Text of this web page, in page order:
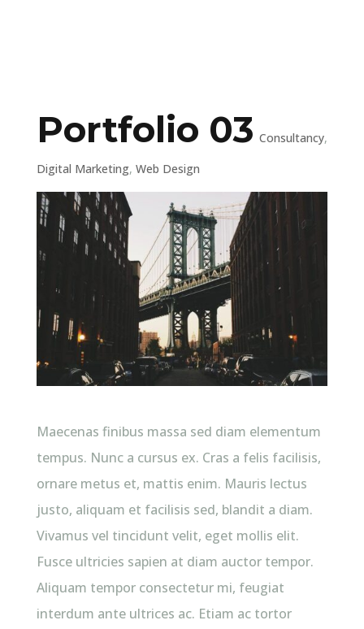
Portfolio 03 Consultancy,
Digital Marketing, Web Design
Maecenas finibus massa sed diam elementum
tempus. Nunc a cursus ex. Cras a felis facilisis,
ornare metus et, mattis enim. Mauris lectus
justo, aliquam et facilisis sed, blandit a diam.
Vivamus vel tincidunt velit, eget mollis elit.
Fusce ultricies sapien at diam auctor tempor.
Aliquam tempor consectetur mi, feugiat
interdum ante ultrices ac. Etiam ac tortor